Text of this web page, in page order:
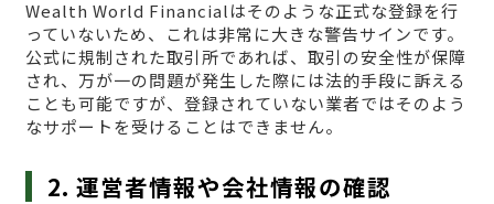
Wealth World Financialはそのような正式な登録を行
っていないため、これは非常に大きな警告サインです。
公式に規制された取引所であれば、取引の安全性が保障
され、万が一の問題が発生した際には法的手段に訴える
ことも可能ですが、登録されていない業者ではそのよう
なサポートを受けることはできません。
2. 運営者情報や会社情報の確認